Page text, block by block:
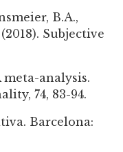
B.A.,
Subjective
meta-analysis.
74, 83-94.
Barcelona: